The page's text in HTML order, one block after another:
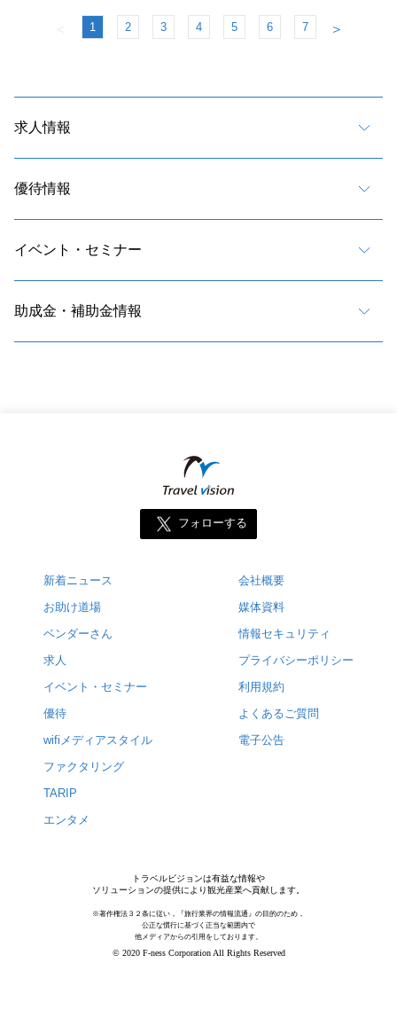
＜ 1 2 3 4 5 6 7 ＞
求人情報
優待情報
イベント・セミナー
助成金・補助金情報
フォローする
新着ニュース
お助け道場
ベンダーさん
求人
イベント・セミナー
優待
wifiメディアスタイル
ファクタリング
TARIP
エンタメ
会社概要
媒体資料
情報セキュリティ
プライバシーポリシー
利用規約
よくあるご質問
電子公告
トラベルビジョンは有益な情報や
ソリューションの提供により観光産業へ貢献します。
※著作権法３２条に従い，『旅行業界の情報流通』の目的のため，
公正な慣行に基づく正当な範囲内で
他メディアからの引用をしております。
© 2020 F-ness Corporation All Rights Reserved